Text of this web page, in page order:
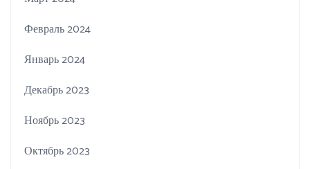
Февраль 2024
Январь 2024
Декабрь 2023
Ноябрь 2023
Октябрь 2023